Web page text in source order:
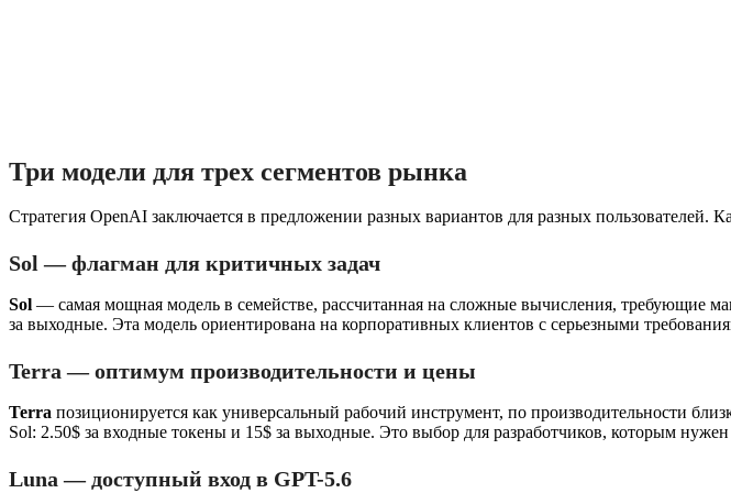
Три модели для трех сегментов рынка
Стратегия OpenAI заключается в предложении разных вариантов для разных
Sol — флагман для критичных задач
Sol — самая мощная модель в семействе, рассчитанная на сложные вычисления, требующие
за выходные. Эта модель ориентирована на корпоративных клиентов с серьезными
Terra — оптимум производительности и цены
Terra позиционируется как универсальный рабочий инструмент, по производительности
Sol: 2.50$ за входные токены и 15$ за выходные. Это выбор для разработчиков, которым
Luna — доступный вход в GPT-5.6